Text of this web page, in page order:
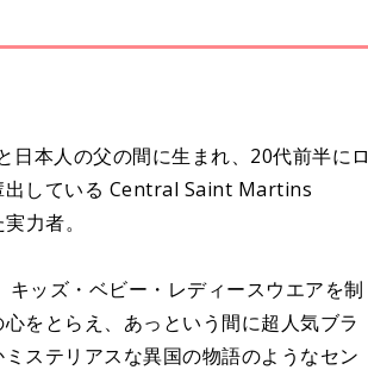
u
本人の父の間に生まれ、20代前半にロ
出している Central Saint Martins
力者。
ッズ・ベビー・レディースウエアを制
をとらえ、あっという間に超人気ブラ
ステリアスな異国の物語のようなセン